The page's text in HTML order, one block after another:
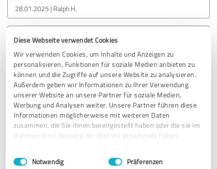
Diese Webseite verwendet Cookies
Wir verwenden Cookies, um Inhalte und Anzeigen zu
personalisieren, Funktionen für soziale Medien anbieten zu
können und die Zugriffe auf unsere Website zu analysieren.
Außerdem geben wir Informationen zu Ihrer Verwendung
unserer Website an unsere Partner für soziale Medien,
Werbung und Analysen weiter. Unsere Partner führen diese
Informationen möglicherweise mit weiteren Daten
zusammen, die Sie ihnen bereitgestellt haben oder die sie im
Rahmen Ihrer Nutzung der Dienste gesammelt haben.
Impressum Datenschutzbestimmungen
Einwilligungsauswahl
Notwendig Präferenzen
28.01.2025 Ralph H.
5,00 von 5
SEHR GUT Empfehlung
Effiziente Kanalsanierung ohne Aufgraben. Unser alter
Abwasserkanal wurde mit der grabenlosen Technik saniert
– schnell, sauber und ohne die Umgebung zu beschädigen.
Wir sind begeistert von der modernen und professionellen
Arbeitsweise!
Erfahrungsbericht & Bewertung zu: